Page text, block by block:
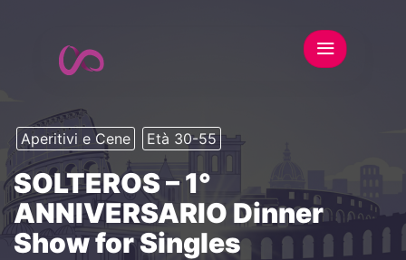
Aperitivi e Cene Età 30-55
SOLTEROS – 1°
ANNIVERSARIO Dinner
Show for Singles